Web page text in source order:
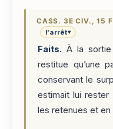
CASS. 3E CIV., 15
l'arrêt▾
Faits. À la
restitue qu’une
conservant le
estimait lui
les retenues et